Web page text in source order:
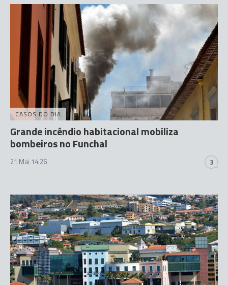
CASOS DO DIA
Grande incêndio habitacional mobiliza
bombeiros no Funchal
21 Mai 14:26 3